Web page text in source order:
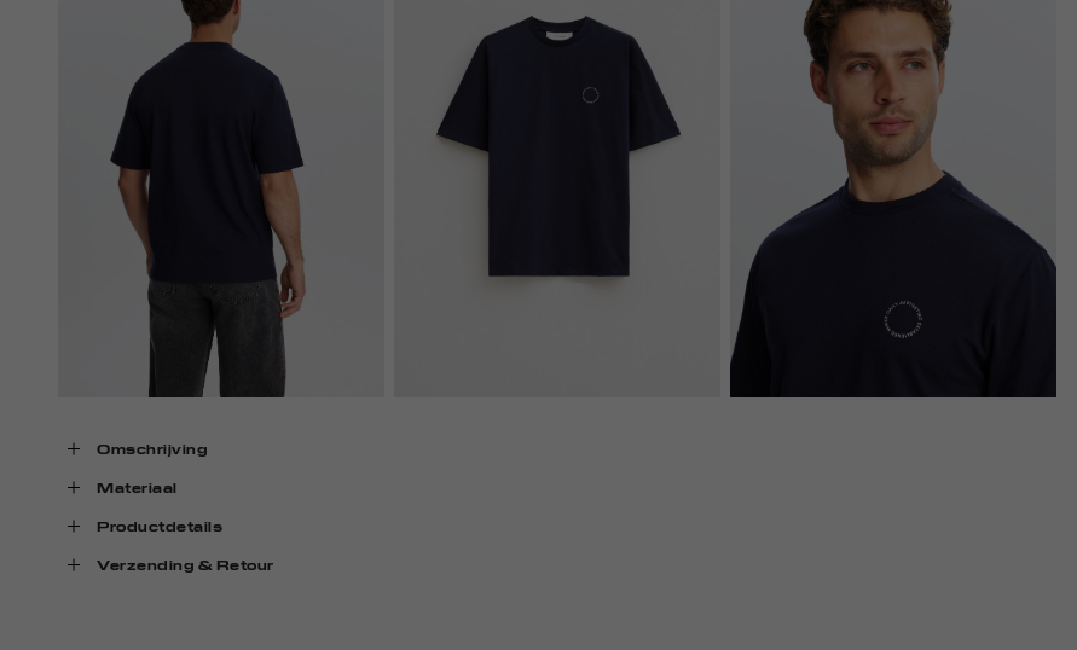
Omschrijving
Materiaal
Productdetails
Verzending & Retour